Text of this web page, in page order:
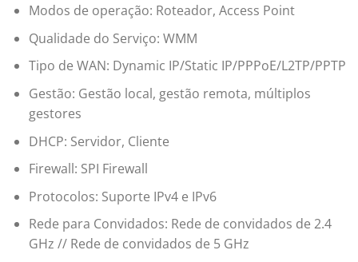
Modos de operação: Roteador, Access Point
Qualidade do Serviço: WMM
Tipo de WAN: Dynamic IP/Static IP/PPPoE/L2TP/PPTP
Gestão: Gestão local, gestão remota, múltiplos
gestores
DHCP: Servidor, Cliente
Firewall: SPI Firewall
Protocolos: Suporte IPv4 e IPv6
Rede para Convidados: Rede de convidados de 2.4
GHz // Rede de convidados de 5 GHz